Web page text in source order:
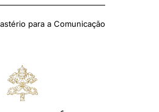
para a Comunicação